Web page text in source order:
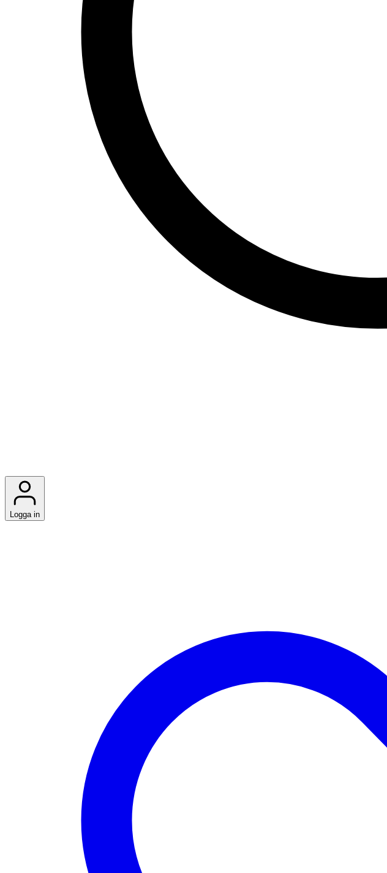
Logga in